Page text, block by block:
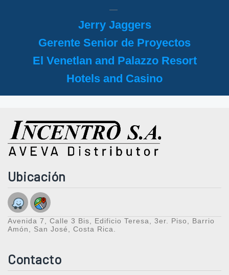
Jerry Jaggers
Gerente Senior de Proyectos
El Venetlan and Palazzo Resort
Hotels and Casino
Ubicación
Avenida 7, Calle 3 Bis, Edificio Teresa, 3er. Piso, Barrio
Amón, San José, Costa Rica.
Contacto